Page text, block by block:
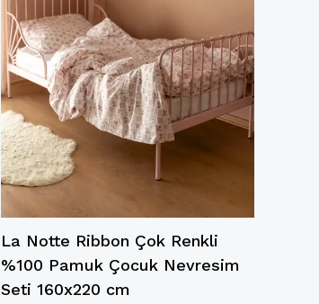
La Notte Ribbon Çok Renkli
%100 Pamuk Çocuk Nevresim
Seti 160x220 cm